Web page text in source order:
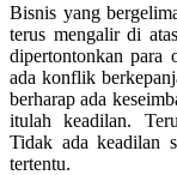
Bisnis yang
terus mengalir di
dipertontonkan para
ada konflik
berharap ada
itulah keadilan.
Tidak ada keadilan
tertentu.